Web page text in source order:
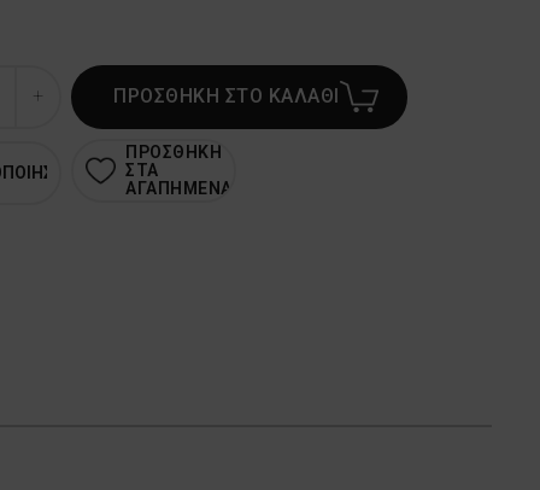
ΠΡΟΣΘΗΚΗ ΣΤΟ ΚΑΛΑΘΙ
ΠΡΟΣΘΗΚΗ
ΣΤΑ
ΑΓΑΠΗΜΕΝΑ